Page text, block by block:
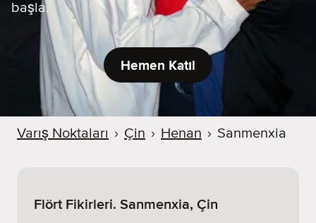
başla.
Hemen Katıl
Varış Noktaları › Çin › Henan › Sanmenxia
Flört Fikirleri. Sanmenxia, Çin